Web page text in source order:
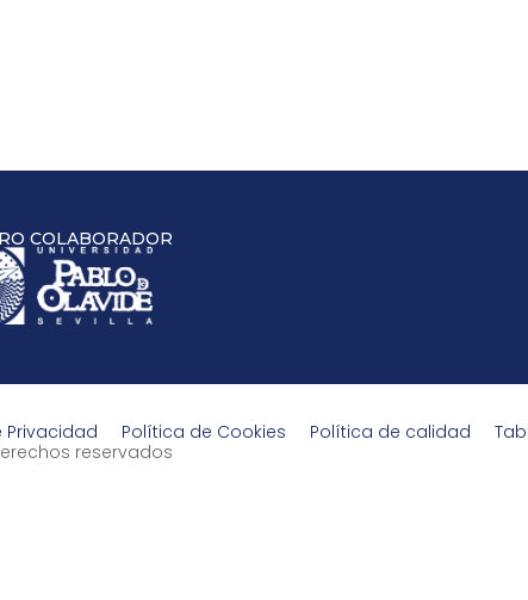
COLABORADOR
Privacidad Política de Cookies Política de calidad
reservados